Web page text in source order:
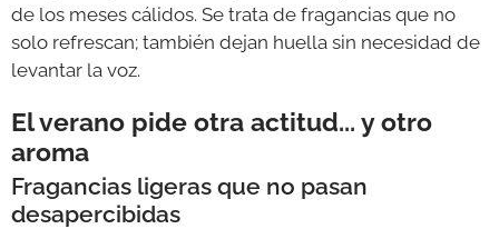
de los meses cálidos. Se trata de fragancias que no
solo refrescan; también dejan huella sin necesidad de
levantar la voz.
El verano pide otra actitud... y otro
aroma
Fragancias ligeras que no pasan
desapercibidas